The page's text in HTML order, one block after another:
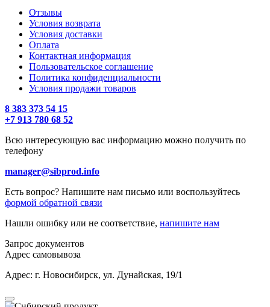
Отзывы
Условия возврата
Условия доставки
Оплата
Контактная информация
Пользовательское соглашение
Политика конфиденциальности
Условия продажи товаров
8 383 373 54 15
+7 913 780 68 52
Всю интересующую вас информацию можно получить по
телефону
manager@sibprod.info
Есть вопрос? Напишите нам письмо или воспользуйтесь
формой обратной связи
Нашли ошибку или не соответствие, напишите нам
Запрос документов
Адрес самовывоза
Адрес: г. Новосибирск, ул. Дунайская, 19/1